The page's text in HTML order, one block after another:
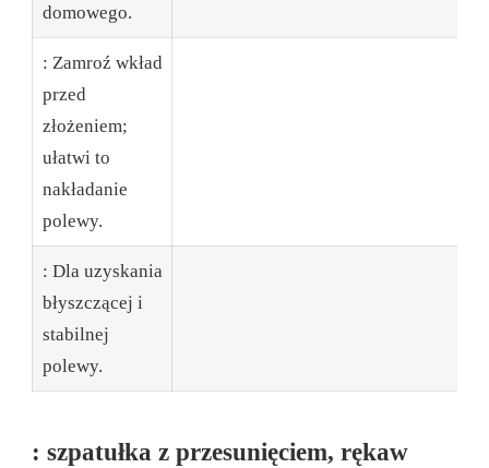
domowego.
: Zamroź wkład
przed
złożeniem;
ułatwi to
nakładanie
polewy.
: Dla uzyskania
błyszczącej i
stabilnej
polewy.
: szpatułka z przesunięciem, rękaw